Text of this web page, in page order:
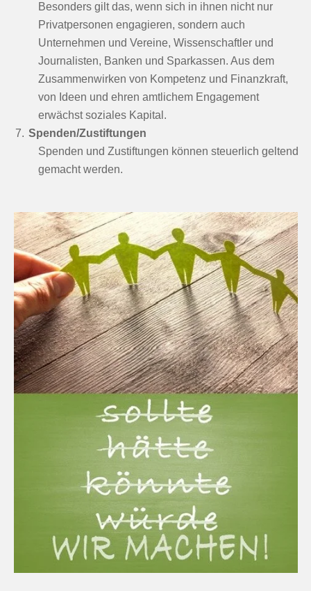
Besonders gilt das, wenn sich in ihnen nicht nur
Privatpersonen engagieren, sondern auch
Unternehmen und Vereine, Wissenschaftler und
Journalisten, Banken und Sparkassen. Aus dem
Zusammenwirken von Kompetenz und Finanzkraft,
von Ideen und ehren amtlichem Engagement
erwächst soziales Kapital.
Spenden/Zustiftungen
Spenden und Zustiftungen können steuerlich geltend
gemacht werden.